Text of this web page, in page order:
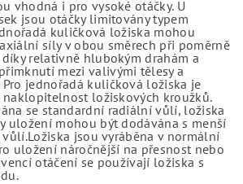
vhodná i pro vysoké otáčky. U
jsou otáčky limitovány typem
kuličková ložiska mohou
síly v obou směrech při poměrně
relativně hlubokým drahám a
mezi valivými tělesy a
jednořadá kuličková ložiska je
ložiskových kroužků.
se standardní radiální vůlí, ložiska
uložení mohou být dodávána s menší
jsou vyráběna v normální
uložení náročnější na přesnost nebo
otáčení se používají ložiska s